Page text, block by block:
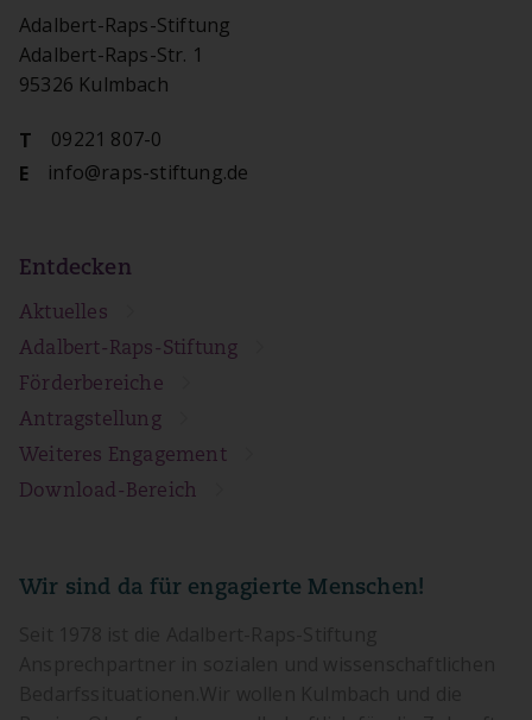
Adalbert-Raps-Stiftung
Adalbert-Raps-Str. 1
95326 Kulmbach
T
09221 807-0
E
info@raps-stiftung.de
Entdecken
Aktuelles
Adalbert-Raps-Stiftung
Förderbereiche
Antragstellung
Weiteres Engagement
Download-Bereich
Wir sind da für engagierte Menschen!